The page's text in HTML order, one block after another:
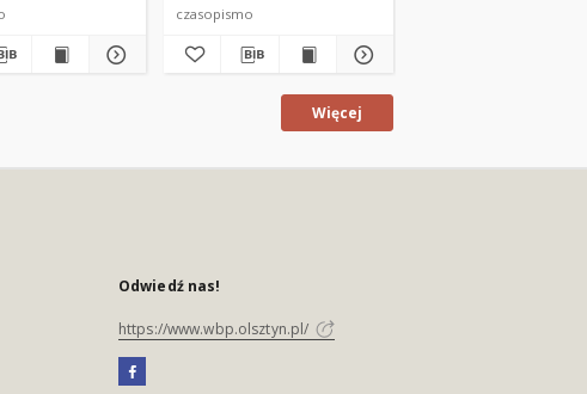
czasopismo
Więcej
Odwiedź nas!
https://www.wbp.olsztyn.pl/